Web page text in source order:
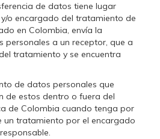
de datos tiene lugar
o encargado del tratamiento de
en Colombia, envía la
personales a un receptor, que a
tratamiento y se encuentra
de datos personales que
de estos dentro o fuera del
de Colombia cuando tenga por
un tratamiento por el encargado